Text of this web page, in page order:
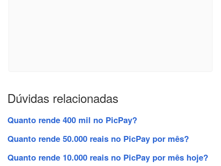
Dúvidas relacionadas
Quanto rende 400 mil no PicPay?
Quanto rende 50.000 reais no PicPay por mês?
Quanto rende 10.000 reais no PicPay por mês hoje?